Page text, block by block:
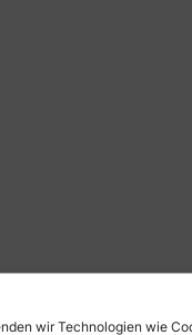
wir Technologien wie